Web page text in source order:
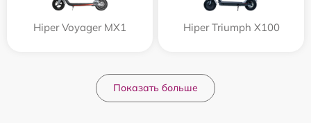
Hiper Voyager MX1 Hiper Triumph X100
Показать больше